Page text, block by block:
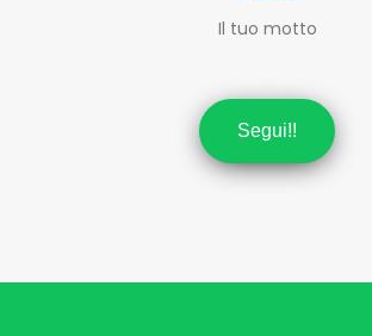
Il tuo motto
Segui!!